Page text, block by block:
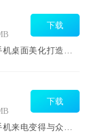
创意工具，让你的手机界面
下载
同的个性化视频铃声软件。
下载